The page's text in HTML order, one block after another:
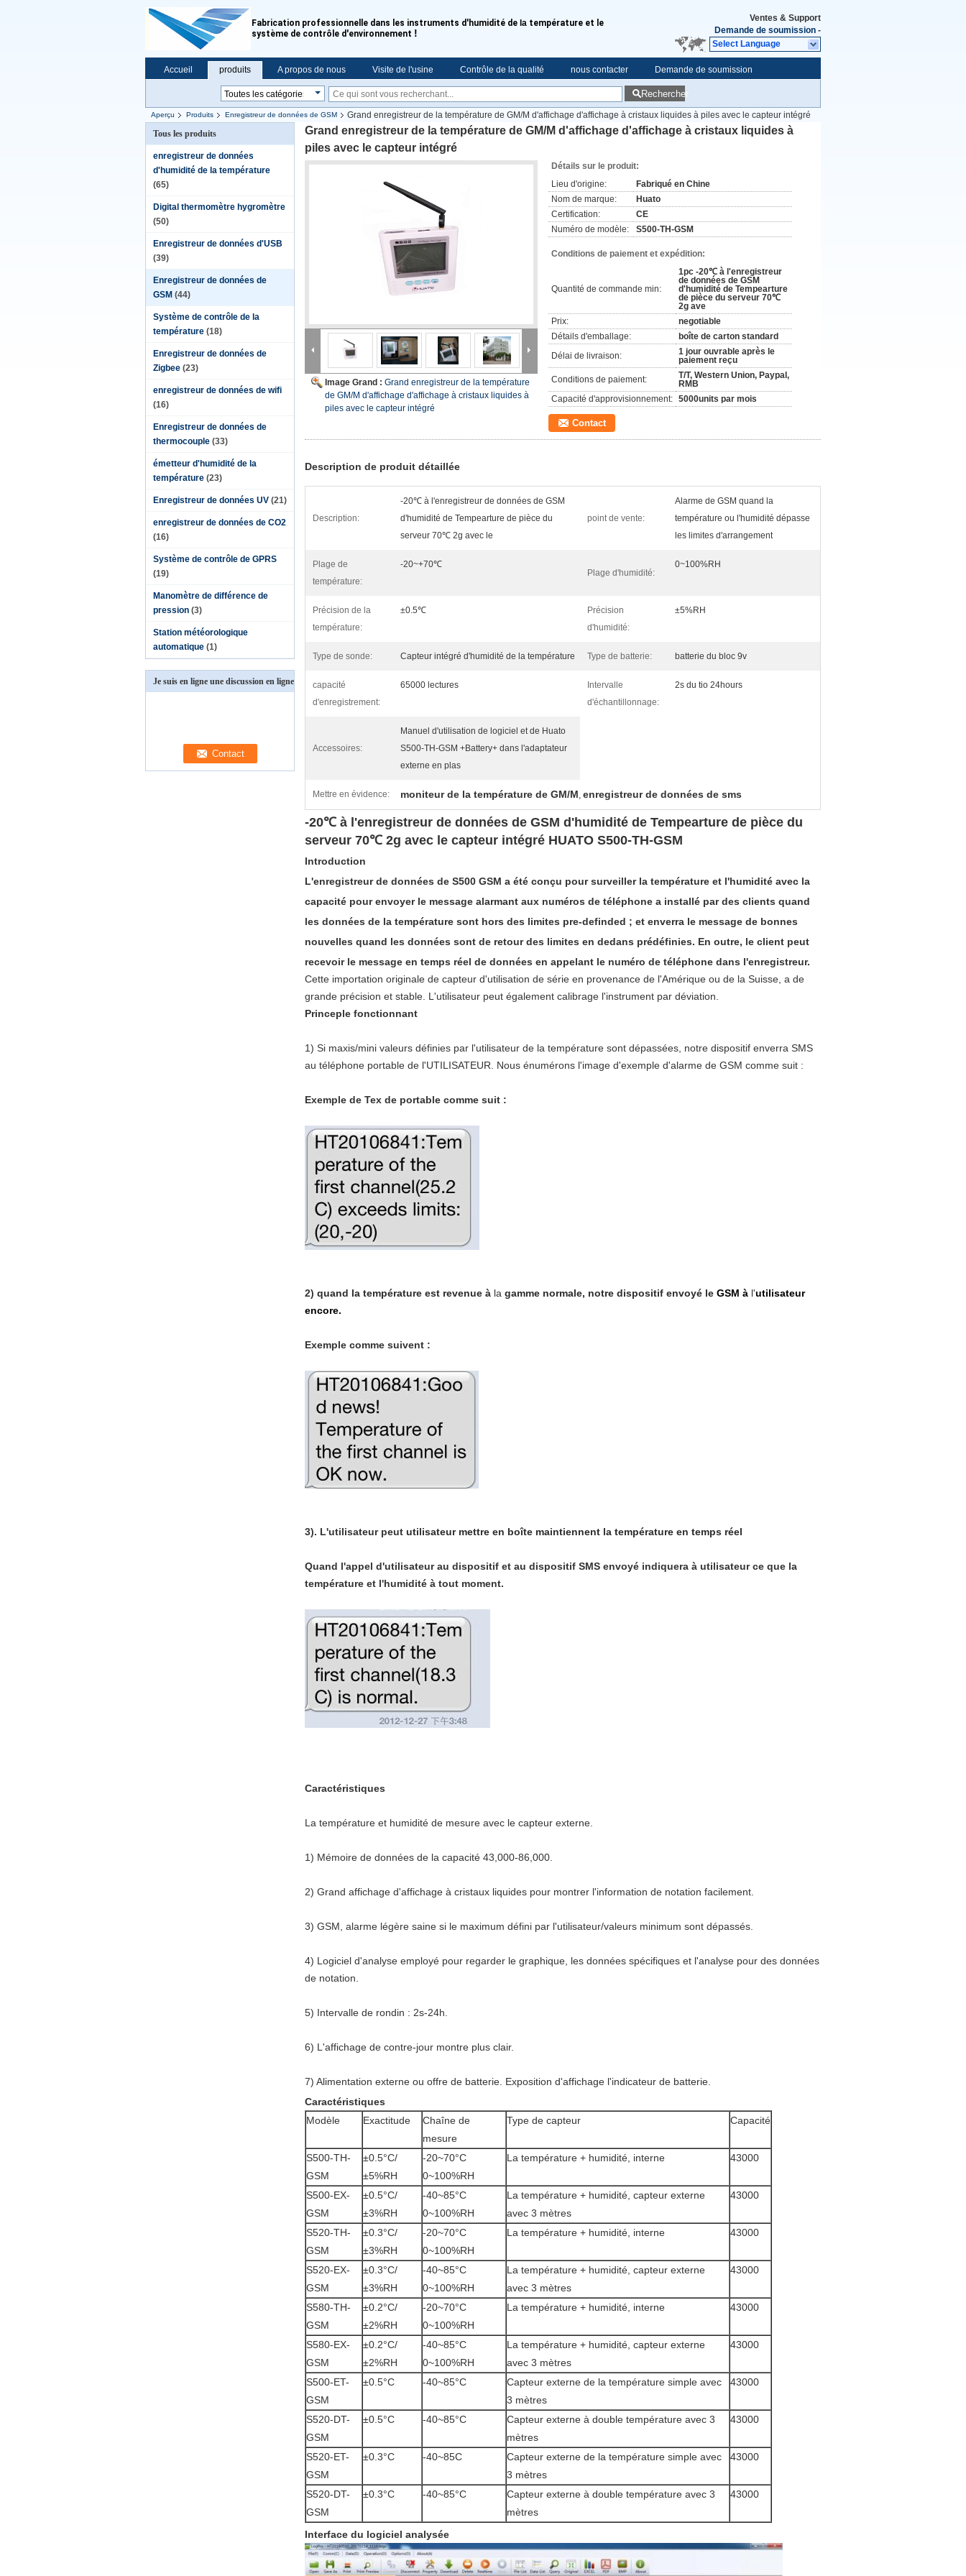
Fabrication professionnelle dans les instruments d'humidité de la température et le
système de contrôle d'environnement !
Ventes & Support
Demande de soumission -
Select Language
Accueil produits A propos de nous Visite de l'usine Contrôle de la qualité nous contacter Demande de soumission
Rechercher
Aperçu Produits Enregistreur de données de GSM
Grand enregistreur de la température de GM/M d'affichage d'affichage à cristaux liquides à piles avec le capteur intégré
Tous les produits
enregistreur de données
d'humidité de la température
(65)
Digital thermomètre hygromètre
(50)
Enregistreur de données d'USB
(39)
Enregistreur de données de
GSM (44)
Système de contrôle de la
température (18)
Enregistreur de données de
Zigbee (23)
enregistreur de données de wifi
(16)
Enregistreur de données de
thermocouple (33)
émetteur d'humidité de la
température (23)
Enregistreur de données UV (21)
enregistreur de données de CO2
(16)
Système de contrôle de GPRS
(19)
Manomètre de différence de
pression (3)
Station météorologique
automatique (1)
Je suis en ligne une discussion en ligne
Grand enregistreur de la température de GM/M d'affichage d'affichage à cristaux liquides à
piles avec le capteur intégré
Image Grand : Grand enregistreur de la température
de GM/M d'affichage d'affichage à cristaux liquides à
piles avec le capteur intégré
Détails sur le produit:
Lieu d'origine:
Fabriqué en Chine
Nom de marque:
Huato
Certification:
CE
Numéro de modèle:
S500-TH-GSM
Conditions de paiement et expédition:
Quantité de commande min:
1pc -20℃ à l'enregistreur
de données de GSM
d'humidité de Tempearture
de pièce du serveur 70℃
2g ave
Prix:
negotiable
Détails d'emballage:
boîte de carton standard
Délai de livraison:
1 jour ouvrable après le
paiement reçu
Conditions de paiement:
T/T, Western Union, Paypal,
RMB
Capacité d'approvisionnement: 5000units par mois
Contact
Description de produit détaillée
Description:
-20℃ à l'enregistreur de données de GSM
d'humidité de Tempearture de pièce du
serveur 70℃ 2g avec le
point de vente:
Alarme de GSM quand la
température ou l'humidité dépasse
les limites d'arrangement
Plage de
température:
-20~+70℃
Plage d'humidité:
0~100%RH
Précision de la
température:
±0.5℃
Précision
d'humidité:
±5%RH
Type de sonde: Capteur intégré d'humidité de la température Type de batterie: batterie du bloc 9v
capacité
d'enregistrement:
65000 lectures
Intervalle
d'échantillonnage:
2s du tio 24hours
Accessoires:
Manuel d'utilisation de logiciel et de Huato
S500-TH-GSM +Battery+ dans l'adaptateur
externe en plas
Mettre en évidence: moniteur de la température de GM/M, enregistreur de données de sms
-20℃ à l'enregistreur de données de GSM d'humidité de Tempearture de pièce du
serveur 70℃ 2g avec le capteur intégré HUATO S500-TH-GSM
Introduction
L'enregistreur de données de S500 GSM a été conçu pour surveiller la température et l'humidité avec la
capacité pour envoyer le message alarmant aux numéros de téléphone a installé par des clients quand
les données de la température sont hors des limites pre-definded ; et enverra le message de bonnes
nouvelles quand les données sont de retour des limites en dedans prédéfinies. En outre, le client peut
recevoir le message en temps réel de données en appelant le numéro de téléphone dans l'enregistreur.
Cette importation originale de capteur d'utilisation de série en provenance de l'Amérique ou de la Suisse, a de
grande précision et stable. L'utilisateur peut également calibrage l'instrument par déviation.
Princeple fonctionnant
1) Si maxis/mini valeurs définies par l'utilisateur de la température sont dépassées, notre dispositif enverra SMS
au téléphone portable de l'UTILISATEUR. Nous énumérons l'image d'exemple d'alarme de GSM comme suit :
Exemple de Tex de portable comme suit :
2) quand la température est revenue à la gamme normale, notre dispositif envoyé le GSM à l'utilisateur
encore.
Exemple comme suivent :
3). L'utilisateur peut utilisateur mettre en boîte maintiennent la température en temps réel
Quand l'appel d'utilisateur au dispositif et au dispositif SMS envoyé indiquera à utilisateur ce que la
température et l'humidité à tout moment.
Caractéristiques
La température et humidité de mesure avec le capteur externe.
1) Mémoire de données de la capacité 43,000-86,000.
2) Grand affichage d'affichage à cristaux liquides pour montrer l'information de notation facilement.
3) GSM, alarme légère saine si le maximum défini par l'utilisateur/valeurs minimum sont dépassés.
4) Logiciel d'analyse employé pour regarder le graphique, les données spécifiques et l'analyse pour des données
de notation.
5) Intervalle de rondin : 2s-24h.
6) L'affichage de contre-jour montre plus clair.
7) Alimentation externe ou offre de batterie. Exposition d'affichage l'indicateur de batterie.
Caractéristiques
Modèle
Exactitude
Chaîne de
mesure
Type de capteur Capacité
S500-TH-
GSM
±0.5°C/
±5%RH
-20~70°C
0~100%RH
La température + humidité, interne 43000
S500-EX-
GSM
±0.5°C/
±3%RH
-40~85°C
0~100%RH
La température + humidité, capteur externe
avec 3 mètres
43000
S520-TH-
GSM
±0.3°C/
±3%RH
-20~70°C
0~100%RH
La température + humidité, interne 43000
S520-EX-
GSM
±0.3°C/
±3%RH
-40~85°C
0~100%RH
La température + humidité, capteur externe
avec 3 mètres
43000
S580-TH-
GSM
±0.2°C/
±2%RH
-20~70°C
0~100%RH
La température + humidité, interne 43000
S580-EX-
GSM
±0.2°C/
±2%RH
-40~85°C
0~100%RH
La température + humidité, capteur externe
avec 3 mètres
43000
S500-ET-
GSM
±0.5°C -40~85°C
Capteur externe de la température simple avec
3 mètres
43000
S520-DT-
GSM
±0.5°C -40~85°C
Capteur externe à double température avec 3
mètres
43000
S520-ET-
GSM
±0.3°C -40~85C
Capteur externe de la température simple avec
3 mètres
43000
S520-DT-
GSM
±0.3°C -40~85°C
Capteur externe à double température avec 3
mètres
43000
Interface du logiciel analysée